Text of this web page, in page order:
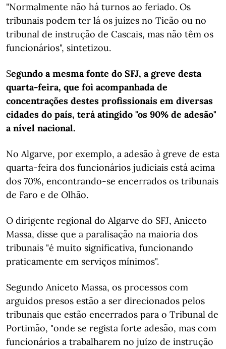
"Normalmente não há turnos ao feriado. Os
tribunais podem ter lá os juízes no Ticão ou no
tribunal de instrução de Cascais, mas não têm os
funcionários", sintetizou.
Segundo a mesma fonte do SFJ, a greve desta
quarta-feira, que foi acompanhada de
concentrações destes profissionais em diversas
cidades do país, terá atingido "os 90% de adesão"
a nível nacional.
No Algarve, por exemplo, a adesão à greve de esta
quarta-feira dos funcionários judiciais está acima
dos 70%, encontrando-se encerrados os tribunais
de Faro e de Olhão.
O dirigente regional do Algarve do SFJ, Aniceto
Massa, disse que a paralisação na maioria dos
tribunais "é muito significativa, funcionando
praticamente em serviços mínimos".
Segundo Aniceto Massa, os processos com
arguidos presos estão a ser direcionados pelos
tribunais que estão encerrados para o Tribunal de
Portimão, "onde se regista forte adesão, mas com
funcionários a trabalharem no juízo de instrução